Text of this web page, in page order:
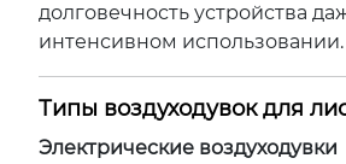
долговечность устройства
интенсивном использовании.
Типы воздуходувок для
Электрические воздуходувки